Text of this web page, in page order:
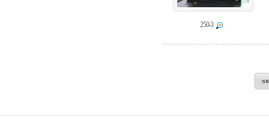
250-3